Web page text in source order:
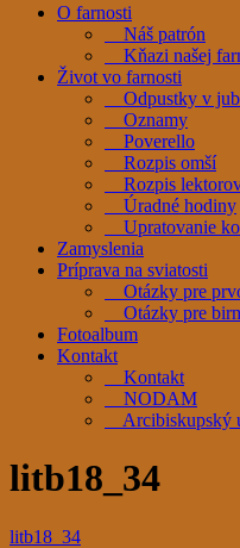
O farnosti
Náš patrón
Kňazi našej
Život vo farnosti
Odpustky v
Oznamy
Poverello
Rozpis omší
Rozpis
Úradné hodiny
Upratovanie
Zamyslenia
Príprava na sviatosti
Otázky pre
Otázky pre
Fotoalbum
Kontakt
Kontakt
NODAM
Arcibiskupský
litb18_34
litb18_34